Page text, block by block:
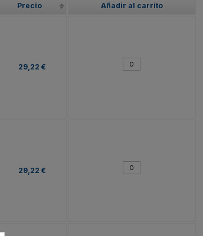
Precio Añadir al carrito
29,22 €
29,22 €